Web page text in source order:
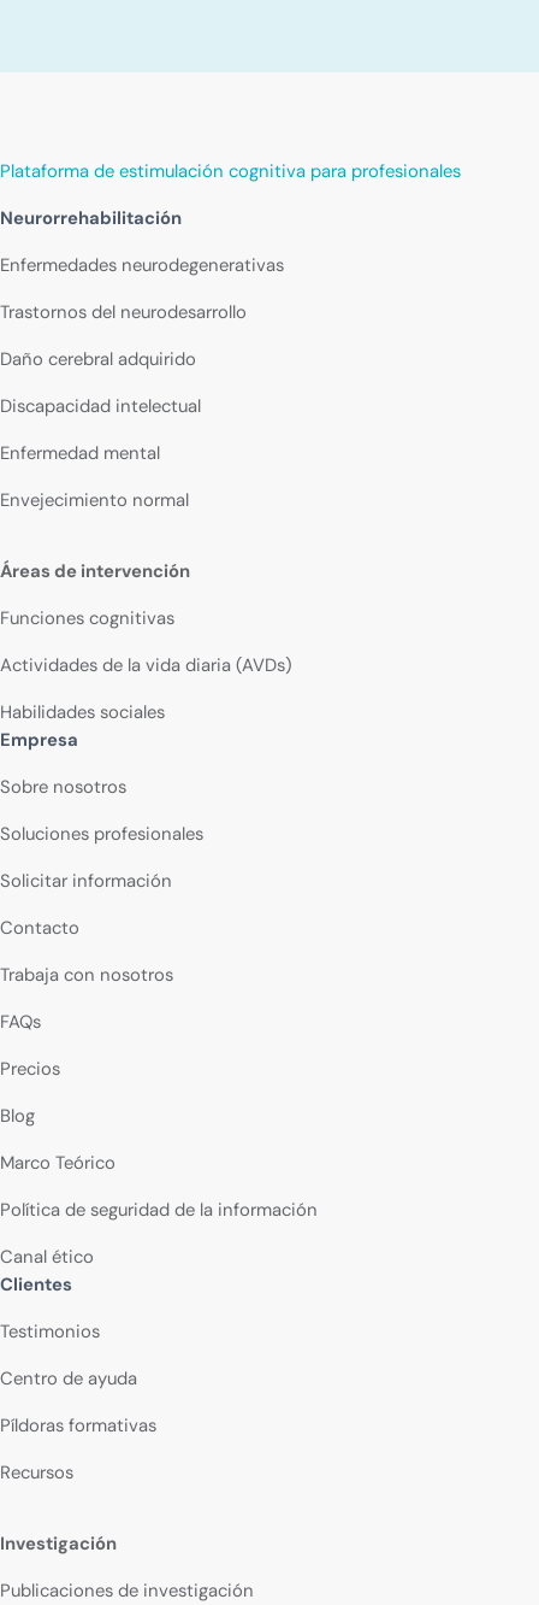
Plataforma de estimulación cognitiva para profesionales
Neurorrehabilitación
Enfermedades neurodegenerativas
Trastornos del neurodesarrollo
Daño cerebral adquirido
Discapacidad intelectual
Enfermedad mental
Envejecimiento normal
Áreas de intervención
Funciones cognitivas
Actividades de la vida diaria (AVDs)
Habilidades sociales
Empresa
Sobre nosotros
Soluciones profesionales
Solicitar información
Contacto
Trabaja con nosotros
FAQs
Precios
Blog
Marco Teórico
Política de seguridad de la información
Canal ético
Clientes
Testimonios
Centro de ayuda
Píldoras formativas
Recursos
Investigación
Publicaciones de investigación